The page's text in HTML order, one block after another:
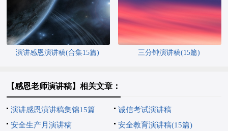
演讲感恩演讲稿(合集15篇) 三分钟演讲稿(15篇)
【感恩老师演讲稿】相关文章：
演讲感恩演讲稿集锦15篇
诚信考试演讲稿
安全生产月演讲稿
安全教育演讲稿(15篇)